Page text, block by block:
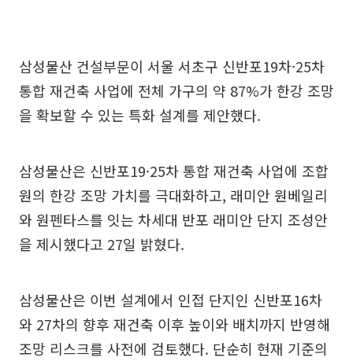
삼성물산 건설부문이 서울 서초구 신반포19차·25차
통합 재건축 사업에 전체 가구의 약 87%가 한강 조망
을 확보할 수 있는 특화 설계를 제안했다.
삼성물산은 신반포19·25차 통합 재건축 사업에 조합
원의 한강 조망 가치를 극대화하고, 래미안 원베일리
와 원펜타스를 잇는 차세대 반포 래미안 단지 조성안
을 제시했다고 27일 밝혔다.
삼성물산은 이번 설계에서 인접 단지인 신반포16차
와 27차의 향후 재건축 이후 높이와 배치까지 반영해
조망 리스크를 사전에 검토했다. 단순히 현재 기준의